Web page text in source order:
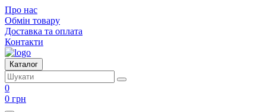
Про нас
Обмін товару
Доставка та оплата
Контакти
Каталог
0
0 грн